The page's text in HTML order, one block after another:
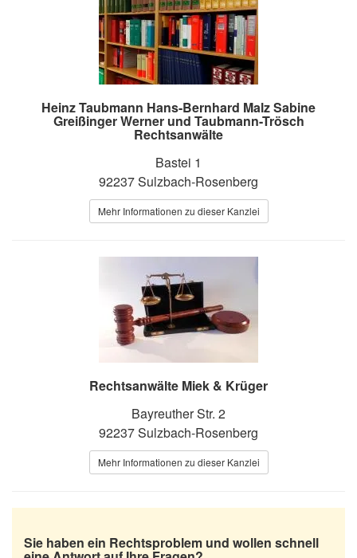
Heinz Taubmann Hans-Bernhard Malz Sabine
Greißinger Werner und Taubmann-Trösch
Rechtsanwälte
Bastei 1
92237 Sulzbach-Rosenberg
Mehr Informationen zu dieser Kanzlei
Rechtsanwälte Miek & Krüger
Bayreuther Str. 2
92237 Sulzbach-Rosenberg
Mehr Informationen zu dieser Kanzlei
Sie haben ein Rechtsproblem und wollen schnell